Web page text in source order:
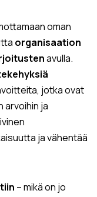
oman
organisaation
avulla.
jotka ovat
arvoihin ja
ja vähentää
– mikä on jo